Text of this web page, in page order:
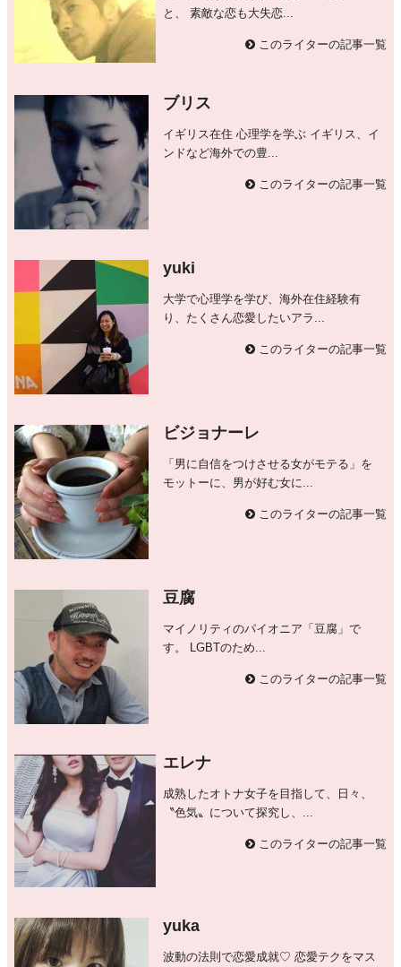
と、 素敵な恋も大失恋...
このライターの記事一覧
ブリス
イギリス在住 心理学を学ぶ イギリス、イ
ンドなど海外での豊...
このライターの記事一覧
yuki
大学で心理学を学び、海外在住経験有
り、たくさん恋愛したいアラ...
このライターの記事一覧
ビジョナーレ
「男に自信をつけさせる女がモテる」を
モットーに、男が好む女に...
このライターの記事一覧
豆腐
マイノリティのパイオニア「豆腐」で
す。 LGBTのため...
このライターの記事一覧
エレナ
成熟したオトナ女子を目指して、日々、
〝色気〟について探究し、...
このライターの記事一覧
yuka
波動の法則で恋愛成就♡ 恋愛テクをマス